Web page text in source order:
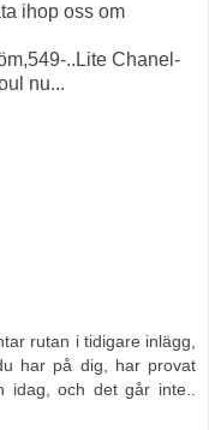
ihop oss om
..Lite Chanel-
nu...
rutan i tidigare inlägg,
har på dig, har provat
idag, och det går inte..